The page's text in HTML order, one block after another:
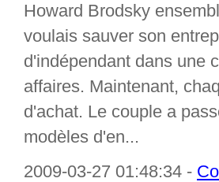
Howard Brodsky
voulais sauver son
d'indépendant dans une
affaires. Maintenant,
d'achat. Le couple a
modèles d'en...
2009-03-27 01:48:34 -